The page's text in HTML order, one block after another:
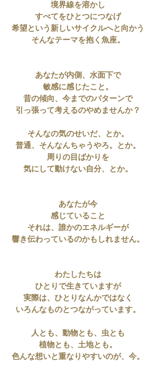
境界線を溶かし
すべてをひとつにつなげ
希望という新しいサイクルへと向かう
そんなテーマを抱く魚座。
あなたが内側、水面下で
敏感に感じたこと。
昔の傾向、今までのパターンで
引っ張って考えるのやめませんか？
そんなの気のせいだ、とか。
普通、そんなんちゃうやろ。とか。
周りの目ばかりを
気にして動けない自分、とか。
あなたが今
感じていること
それは、誰かのエネルギーが
響き伝わっているのかもしれません。
わたしたちは
ひとりで生きていますが
実際は、ひとりなんかではなく
いろんなものとつながっています。
人とも、動物とも、虫とも
植物とも、土地とも。
色んな想いと重なりやすいのが、今。